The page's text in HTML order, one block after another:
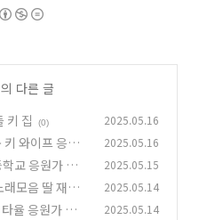
다른 글
키 집
(0) 2025.05.16
키 와이프 응원
2025.05.16
교 응원가 기
2025.05.15
래모음 딸 재혼
2025.05.14
율 응원가 홈런
2025.05.14